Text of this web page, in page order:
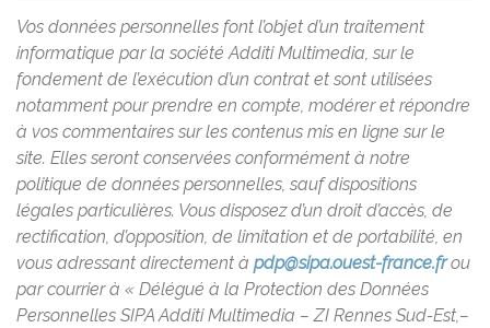
Vos données personnelles font l’objet d’un traitement
informatique par la société Additi Multimedia, sur le
fondement de l’exécution d’un contrat et sont utilisées
notamment pour prendre en compte, modérer et répondre
à vos commentaires sur les contenus mis en ligne sur le
site. Elles seront conservées conformément à notre
politique de données personnelles, sauf dispositions
légales particulières. Vous disposez d’un droit d’accès, de
rectification, d’opposition, de limitation et de portabilité, en
vous adressant directement à pdp@sipa.ouest-france.frou
par courrier à « Délégué à la Protection des Données
Personnelles SIPA Additi Multimedia – ZI Rennes Sud-Est,–